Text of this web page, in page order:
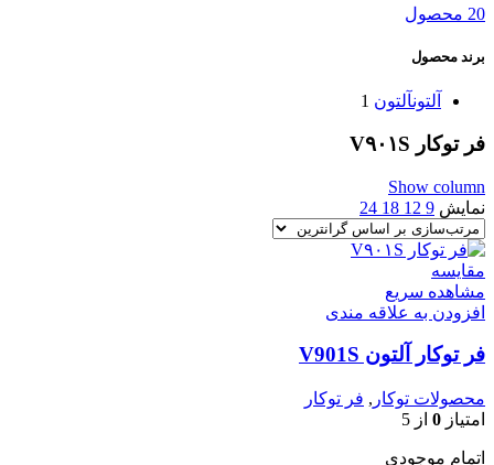
20 محصول
برند محصول
آلتونآلتون 1
فر توکار V۹۰۱S
Show column
نمایش 9
12
18
24
مقایسه
مشاهده سریع
افزودن به علاقه مندی
فر توکار آلتون V901S
محصولات توکار , فر توکار
امتیاز 0 از 5
اتمام موجودی